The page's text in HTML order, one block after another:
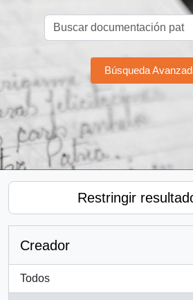
Búsqueda
Restringir
Creador
Todos